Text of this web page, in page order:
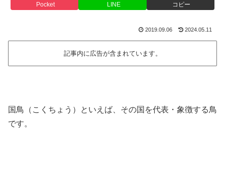
Pocket LINE コピー
2019.09.06 2024.05.11
記事内に広告が含まれています。
国鳥（こくちょう）といえば、その国を代表・象徴する鳥
です。